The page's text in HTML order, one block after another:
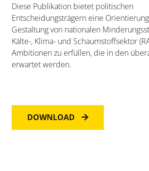
Diese Publikation bietet politischen
Entscheidungsträgern eine
Gestaltung von nationalen
Kälte-, Klima- und Schaumstoffsektor
Ambitionen zu erfüllen, die in den
erwartet werden.
DOWNLOAD